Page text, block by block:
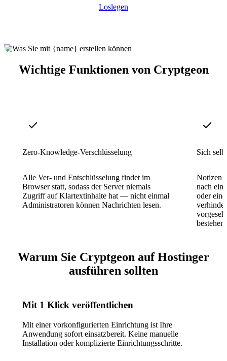
Loslegen
Wichtige Funktionen von Cryptgeon
Zero-Knowledge-Verschlüsselung
Alle Ver- und Entschlüsselung findet im
Browser statt, sodass der Server niemals
Zugriff auf Klartextinhalte hat — nicht einmal
Administratoren können Nachrichten lesen.
Sich
Notizen
nach
oder
Warum Sie Cryptgeon auf Hostinger
ausführen sollten
Mit 1 Klick veröffentlichen
Mit einer vorkonfigurierten Einrichtung ist Ihre
Anwendung sofort einsatzbereit. Keine manuelle
Installation oder komplizierte Einrichtungsschritte.